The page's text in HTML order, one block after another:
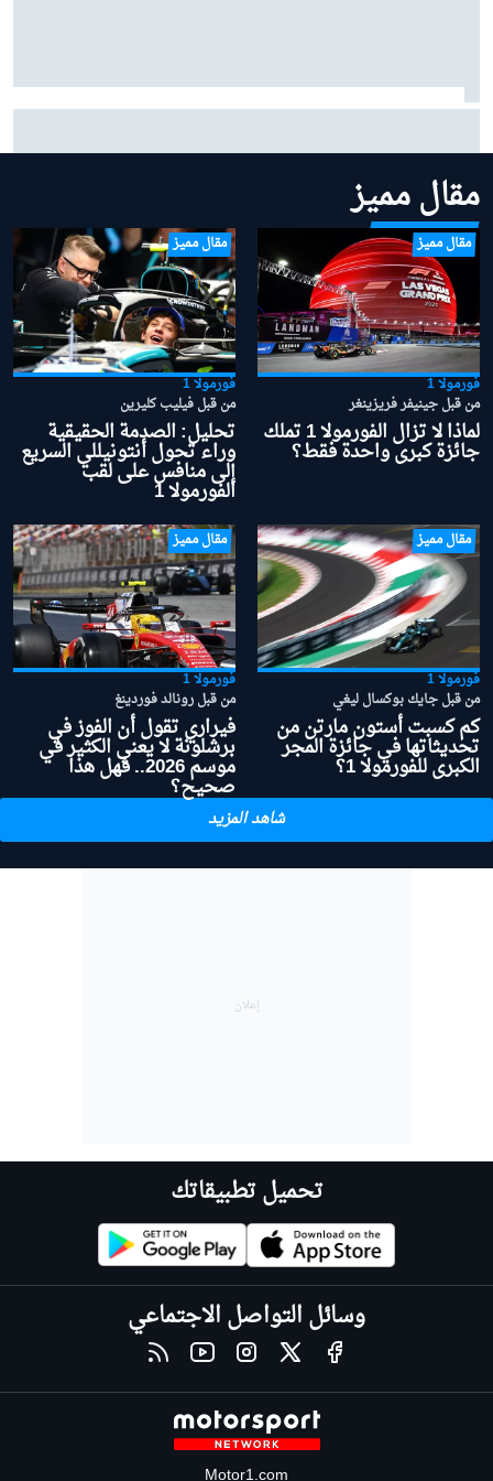
مرسيدس: "من المبكر جدًا" منح الأفضلية لأنتونيللي في
مقال مميز
مقال مميز
فورمولا 1
من قبل جينيفر فريزينغر
لماذا لا تزال الفورمولا 1 تملك
جائزة كبرى واحدة فقط؟
مقال مميز
فورمولا 1
من قبل فيليب كليرين
تحليل: الصدمة الحقيقية
وراء تحول أنتونيللي السريع
إلى منافس على لقب
الفورمولا 1
مقال مميز
فورمولا 1
من قبل جايك بوكسال ليغي
كم كسبت أستون مارتن من
تحديثاتها في جائزة المجر
الكبرى للفورمولا 1؟
مقال مميز
فورمولا 1
من قبل رونالد فوردينغ
فيراري تقول أن الفوز في
برشلونة لا يعني الكثير في
موسم 2026.. فهل هذا
صحيح؟
شاهد المزيد
تحميل تطبيقاتك
وسائل التواصل الاجتماعي